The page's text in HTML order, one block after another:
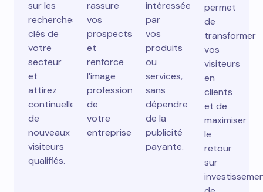
sur les
recherches
clés de
votre
secteur
et
attirez
continuellement
de
nouveaux
visiteurs
qualifiés.
rassure
vos
prospects
et
renforce
l’image
professionnelle
de
votre
entreprise.
intéressées
par
vos
produits
ou
services,
sans
dépendre
de la
publicité
payante.
permet
de
transformer
vos
visiteurs
en
clients
et de
maximiser
le
retour
sur